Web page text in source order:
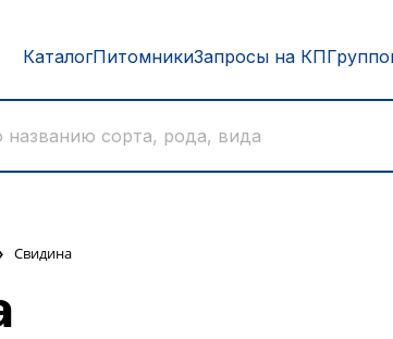
КаталогПитомникиЗапросы на КП
Свидина